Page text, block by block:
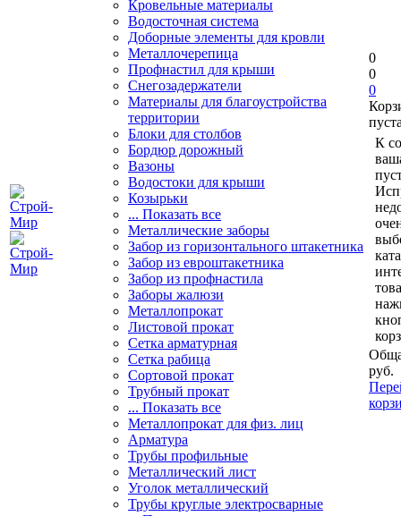
Кровельные материалы
Водосточная система
Доборные элементы для кровли
Металлочерепица
Профнастил для крыши
Снегозадержатели
Материалы для благоустройства
территории
Блоки для столбов
Бордюр дорожный
Вазоны
Водостоки для крыши
Козырьки
... Показать все
Металлические заборы
Забор из горизонтального штакетника
Забор из евроштакетника
Забор из профнастила
Заборы жалюзи
Металлопрокат
Листовой прокат
Сетка арматурная
Сетка рабица
Сортовой прокат
Трубный прокат
... Показать все
Металлопрокат для физ. лиц
Арматура
Трубы профильные
Металлический лист
Уголок металлический
Трубы круглые электросварные
0
0
0
К
руб.